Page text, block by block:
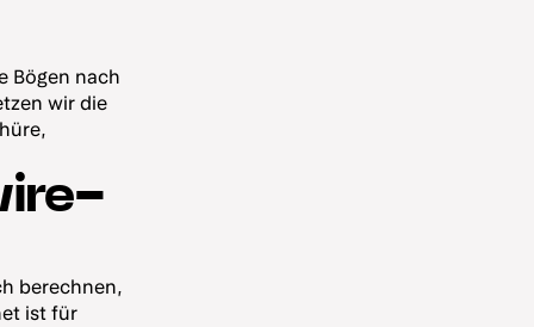
Bögen nach
wir die
berechnen,
ist für